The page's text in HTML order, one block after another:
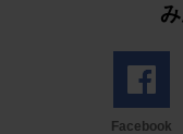
Facebook